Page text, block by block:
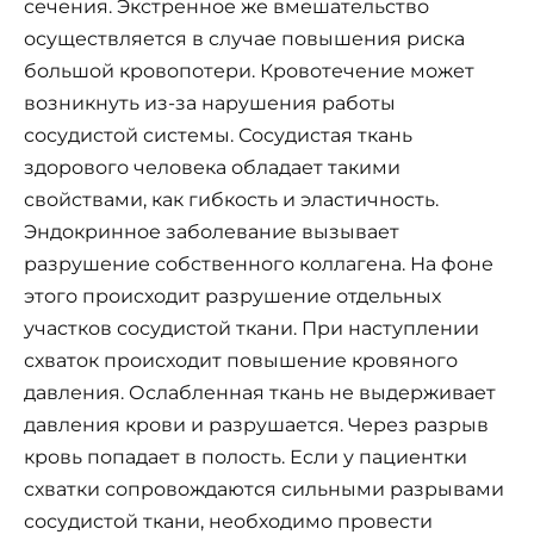
сечения. Экстренное же вмешательство
осуществляется в случае повышения риска
большой кровопотери. Кровотечение может
возникнуть из-за нарушения работы
сосудистой системы. Сосудистая ткань
здорового человека обладает такими
свойствами, как гибкость и эластичность.
Эндокринное заболевание вызывает
разрушение собственного коллагена. На фоне
этого происходит разрушение отдельных
участков сосудистой ткани. При наступлении
схваток происходит повышение кровяного
давления. Ослабленная ткань не выдерживает
давления крови и разрушается. Через разрыв
кровь попадает в полость. Если у пациентки
схватки сопровождаются сильными разрывами
сосудистой ткани, необходимо провести